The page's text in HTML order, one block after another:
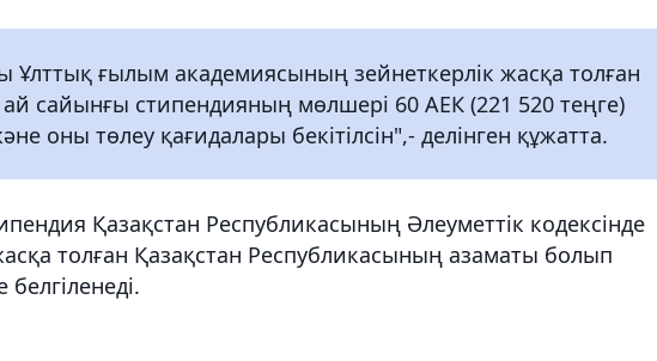
Ұлттық ғылым академиясының зейнеткерлік жасқа толған
сайынғы стипендияның мөлшері 60 АЕК (221 520 теңге)
оны төлеу қағидалары бекітілсін",- делінген құжатта.
Қазақстан Республикасының Әлеуметтік кодексінде
толған Қазақстан Республикасының азаматы болып